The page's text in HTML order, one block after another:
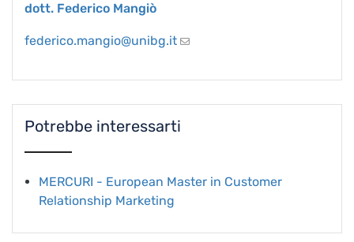
dott. Federico Mangiò
federico.mangio@unibg.it
Potrebbe interessarti
MERCURI - European Master in Customer
Relationship Marketing